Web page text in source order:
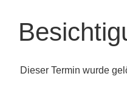
Dieser Termin wurde